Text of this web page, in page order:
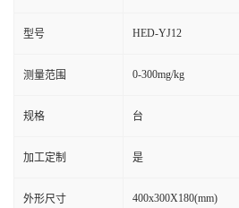
型号 HED-YJ12
测量范围 0-300mg/kg
规格 台
加工定制 是
外形尺寸 400x300X180(mm)